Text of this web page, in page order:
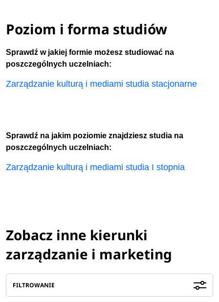
Poziom i forma studiów
Sprawdź w jakiej formie możesz studiować na
poszczególnych uczelniach:
Zarządzanie kulturą i mediami studia stacjonarne
Sprawdź na jakim poziomie znajdziesz studia na
poszczególnych uczelniach:
Zarządzanie kulturą i mediami studia I stopnia
Zobacz inne kierunki
zarządzanie i marketing
FILTROWANIE